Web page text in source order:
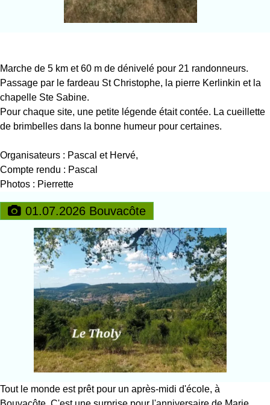
Marche de 5 km et 60 m de dénivelé pour 21 randonneurs.
Passage par le fardeau St Christophe, la pierre Kerlinkin et la
chapelle Ste Sabine.
Pour chaque site, une petite légende était contée. La cueillette
de brimbelles dans la bonne humeur pour certaines.
Organisateurs : Pascal et Hervé,
Compte rendu : Pascal
Photos : Pierrette
01.07.2026 Bouvacôte
Tout le monde est prêt pour un après-midi d'école, à